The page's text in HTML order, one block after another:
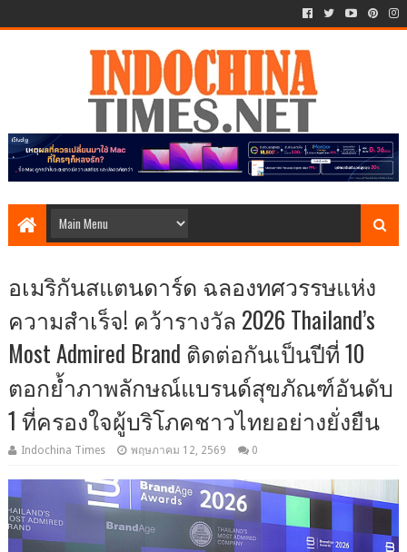
อเมริกันสแตนดาร์ด ฉลองทศวรรษแห่ง
ความสำเร็จ! คว้ารางวัล 2026 Thailand’s
Most Admired Brand ติดต่อกันเป็นปีที่ 10
ตอกย้ำภาพลักษณ์แบรนด์สุขภัณฑ์อันดับ
1 ที่ครองใจผู้บริโภคชาวไทยอย่างยั่งยืน
Indochina Times พฤษภาคม 12, 2569 0